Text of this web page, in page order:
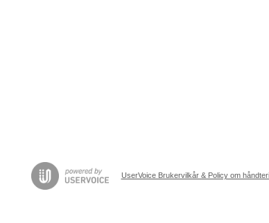
UserVoice Brukervilkår & Policy om